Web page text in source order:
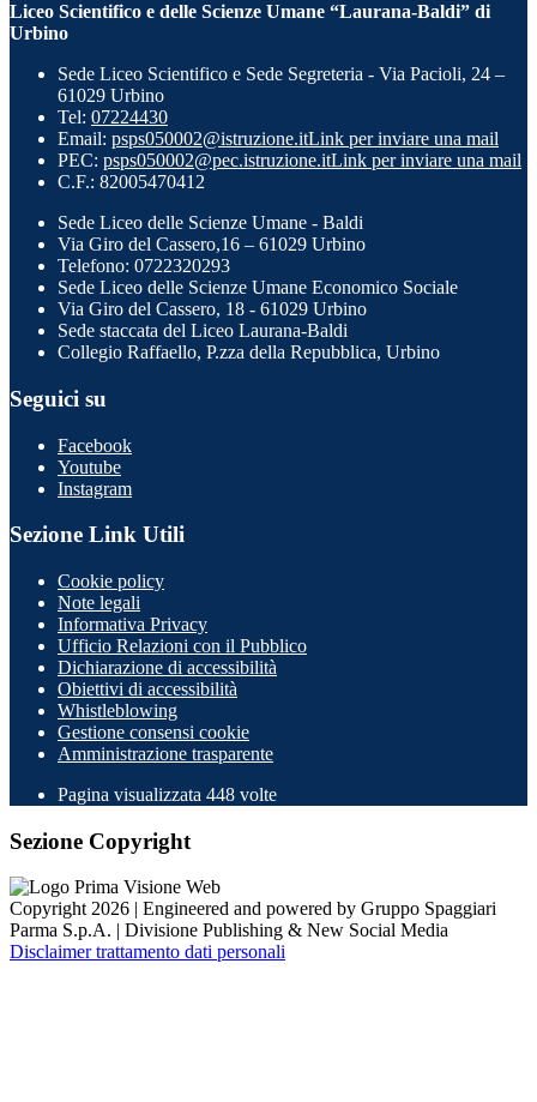
Liceo Scientifico e delle Scienze Umane “Laurana-Baldi” di
Urbino
Sede Liceo Scientifico e Sede Segreteria - Via Pacioli, 24 –
61029 Urbino
Tel: 07224430
Email: psps050002@istruzione.itLink per inviare una mail
PEC: psps050002@pec.istruzione.itLink per inviare una mail
C.F.: 82005470412
Sede Liceo delle Scienze Umane - Baldi
Via Giro del Cassero,16 – 61029 Urbino
Telefono: 0722320293
Sede Liceo delle Scienze Umane Economico Sociale
Via Giro del Cassero, 18 - 61029 Urbino
Sede staccata del Liceo Laurana-Baldi
Collegio Raffaello, P.zza della Repubblica, Urbino
Seguici su
Facebook
Youtube
Instagram
Sezione Link Utili
Cookie policy
Note legali
Informativa Privacy
Ufficio Relazioni con il Pubblico
Dichiarazione di accessibilità
Obiettivi di accessibilità
Whistleblowing
Gestione consensi cookie
Amministrazione trasparente
Pagina visualizzata 448 volte
Sezione Copyright
Copyright 2026 | Engineered and powered by Gruppo Spaggiari
Parma S.p.A. | Divisione Publishing & New Social Media
Disclaimer trattamento dati personali